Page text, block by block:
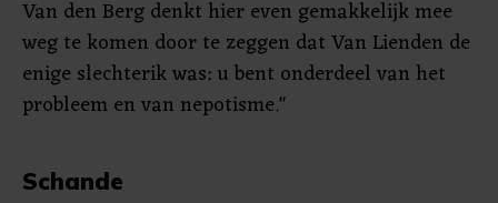
Van den Berg denkt hier even gemakkelijk mee
weg te komen door te zeggen dat Van Lienden de
enige slechterik was: u bent onderdeel van het
probleem en van nepotisme."
Schande